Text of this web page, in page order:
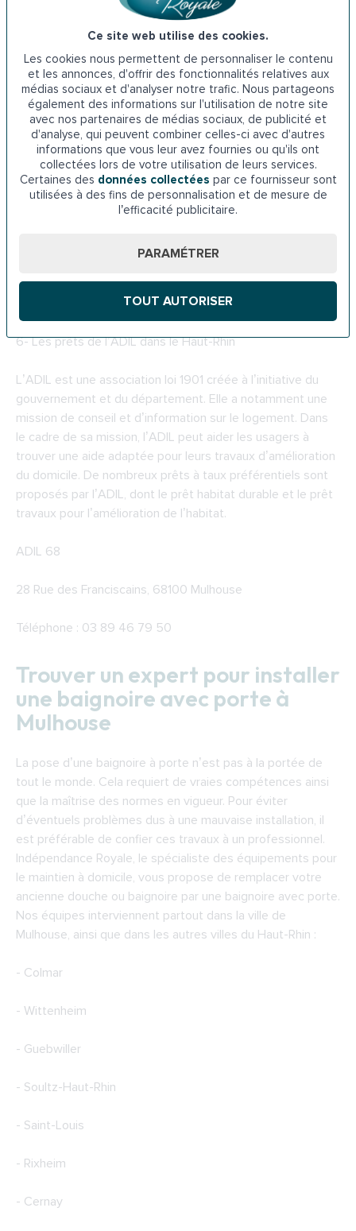
Ce site web utilise des cookies.
Les cookies nous permettent de personnaliser le contenu
et les annonces, d'offrir des fonctionnalités relatives aux
médias sociaux et d'analyser notre trafic. Nous partageons
également des informations sur l'utilisation de notre site
avec nos partenaires de médias sociaux, de publicité et
d'analyse, qui peuvent combiner celles-ci avec d'autres
informations que vous leur avez fournies ou qu'ils ont
collectées lors de votre utilisation de leurs services.
Certaines des données collectées par ce fournisseur sont
utilisées à des fins de personnalisation et de mesure de
l’efficacité publicitaire.
PARAMÉTRER
TOUT AUTORISER
département et allouée par la MDPH. Elle a pour but de
financer les travaux permettant de faire face à une
situation de handicap ou de perte d’autonomie. La PCH
peut couvrir l’acquisition d’une aide technique, telle qu’un
monte-escalier, ou l’aménagement du logement,
notamment l’installation d’une baignoire à porte. Pour
bénéficier de cette aide, il faut être âgé de 60 ans au plus.
Cependant, des dérogations existent. Il est possible d’en
bénéficier au-delà de 60 ans à condition d’avoir eu un
handicap avant cet âge.
Téléphone : 03 89 30 68 10
6-Les prêts de l’ADIL dans le Haut-Rhin
L’ADIL est une association loi 1901 créée à l’initiative du
gouvernement et du département. Elle a notamment une
mission de conseil et d’information sur le logement. Dans
le cadre de sa mission, l’ADIL peut aider les usagers à
trouver une aide adaptée pour leurs travaux d’amélioration
du domicile. De nombreux prêts à taux préférentiels sont
proposés par l’ADIL, dont le prêt habitat durable et le prêt
travaux pour l’amélioration de l’habitat.
ADIL 68
28 Rue des Franciscains, 68100 Mulhouse
Téléphone : 03 89 46 79 50
Trouver un expert pour installer
une baignoire avec porte à
Mulhouse
La pose d’une baignoire à porte n’est pas à la portée de
tout le monde. Cela requiert de vraies compétences ainsi
que la maîtrise des normes en vigueur. Pour éviter
d’éventuels problèmes dus à une mauvaise installation, il
est préférable de confier ces travaux à un professionnel.
Indépendance Royale, le spécialiste des équipements pour
le maintien à domicile, vous propose de remplacer votre
ancienne douche ou baignoire par une baignoire avec porte.
Nos équipes interviennent partout dans la ville de
Mulhouse, ainsi que dans les autres villes du Haut-Rhin :
- Colmar
- Wittenheim
- Guebwiller
- Soultz-Haut-Rhin
- Saint-Louis
- Rixheim
- Cernay